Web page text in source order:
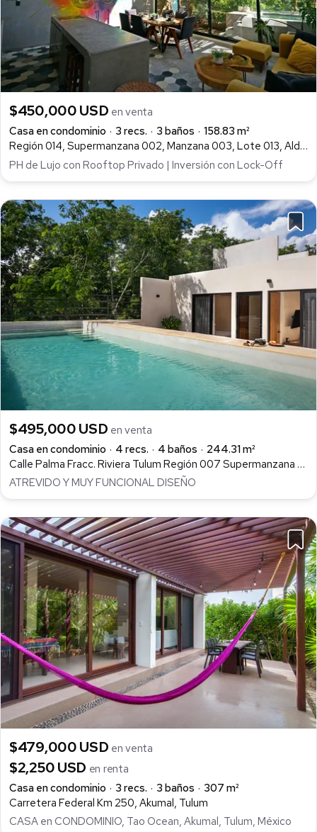
$450,000 USD en venta
Casa en condominio
3 recs. 3 baños
158.83 m²
Región 014, Supermanzana 002, Manzana 003, Lote 013, Aldea Zamá, Tulum
PH de Lujo con Rooftop Privado | Inversión con Lock-Off
$495,000 USD en venta
Casa en condominio
4 recs. 4 baños
244.31 m²
Calle Palma Fracc. Riviera Tulum Región 007 Supermanzana 001 Manzana 002, Tumben Kaa, Tulum
ATREVIDO Y MUY FUNCIONAL DISEÑO
$479,000 USD en venta
$2,250 USD en renta
Casa en condominio
3 recs. 3 baños
307 m²
Carretera Federal Km 250, Akumal, Tulum
CASA en CONDOMINIO, Tao Ocean, Akumal, Tulum, México